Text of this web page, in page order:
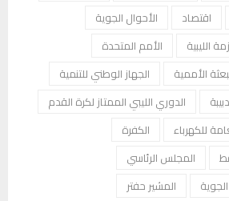
اقتصاد
الأحوال الجوية
الليبية
الأمم المتحدة
الأممية
الجهاز الوطني للتنمية
الدوري الليبي الممتاز لكرة القدم
للكهرباء
الكفرة
المجلس الرئاسي
المشير حفتر